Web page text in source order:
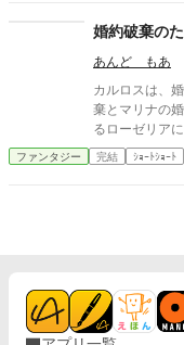
婚約破棄の
あんど もあ
カルロスは、
棄とマリナの
るローゼリア
望を訊くのだ
ファンタジー 完結 ｼｮｰﾄｼｮｰﾄ